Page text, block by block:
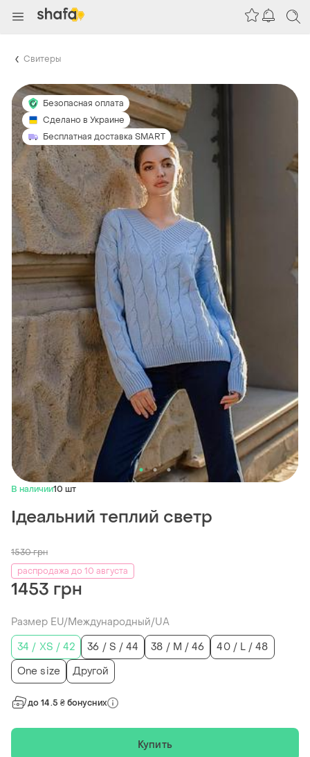
Свитеры
Безопасная оплата
Сделано в Украине
Бесплатная доставка SMART
В наличии10 шт
Ідеальний теплий светр
1530грн
распродажа до 10 августа
1453 грн
Размер EU/Международный/UA
34 / XS / 42
36 / S / 44 38 / M / 46
40 / L / 48
One size
Другой
до 14.5 ₴ бонусних
Купить